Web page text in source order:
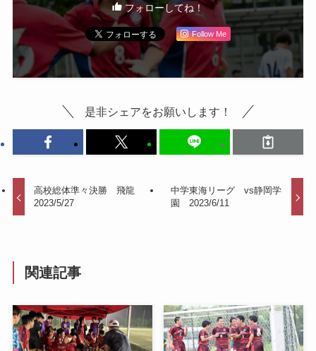
フォローしてね！
Follow Me
是非シェアをお願いします！
高校総体準々決勝 飛龍
2023/5/27
中学東海リーグ vs静岡学
園 2023/6/11
関連記事